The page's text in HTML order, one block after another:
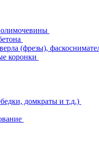
(фрезы),
коронки
домкраты и т.д.)